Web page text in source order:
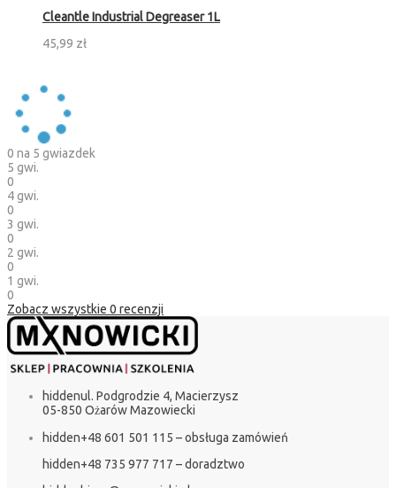
Cleantle Industrial Degreaser 1L
45,99 zł
0 na 5 gwiazdek
5 gwi.
0
4 gwi.
0
3 gwi.
0
2 gwi.
0
1 gwi.
0
Zobacz wszystkie 0 recenzji
hiddenul. Podgrodzie 4, Macierzysz
05-850 Ożarów Mazowiecki
hidden+48 601 501 115 – obsługa zamówień
hidden+48 735 977 717 – doradztwo